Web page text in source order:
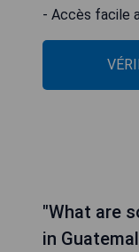
- Accès facile
"What are
in